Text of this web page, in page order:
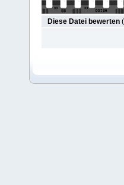
Diese Datei bewerten